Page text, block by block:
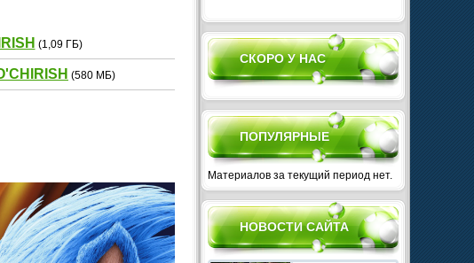
(1,09 ГБ)
(580 МБ)
СКОРО У НАС
ПОПУЛЯРНЫЕ
Материалов за текущий период нет.
НОВОСТИ САЙТА